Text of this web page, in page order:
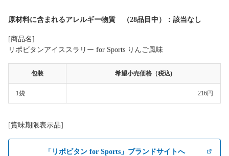
原材料に含まれるアレルギー物質 （28品目中）：該当なし
[商品名]
リポビタンアイススラリー for Sports りんご風味
包装 希望小売価格（税込)
1袋 216円
[賞味期限表示品]
「リポビタン for Sports」ブランドサイトへ